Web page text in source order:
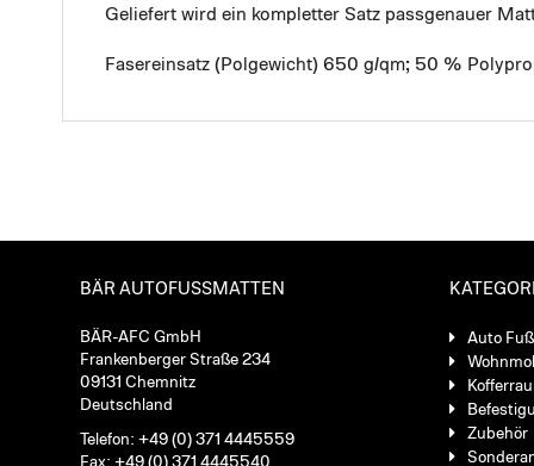
Geliefert wird ein kompletter Satz passgenauer
Fasereinsatz (Polgewicht) 650 g/qm; 50 %
BÄR AUTOFUSSMATTEN
BÄR-AFC GmbH
Frankenberger Straße 234
09131 Chemnitz
Deutschland
Telefon: +49 (0) 371 4445559
Fax: +49 (0) 371 4445540
Auto
Zubehör